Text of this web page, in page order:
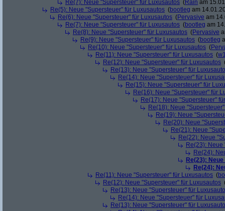
Re(7): Neue "Supersteuer" für Luxusautos (Rain am
Re(5): Neue "Supersteuer" für Luxusautos (bootleg am
Re(6): Neue "Supersteuer" für Luxusautos (Pervasive am
Re(7): Neue "Supersteuer" für Luxusautos (bootleg am
Re(8): Neue "Supersteuer" für Luxusautos (Pervasive
Re(9): Neue "Supersteuer" für Luxusautos (bootleg
Re(10): Neue "Supersteuer" für Luxusautos (
Re(11): Neue "Supersteuer" für Luxusautos (
Re(12): Neue "Supersteuer" für Luxusautos
Re(13): Neue "Supersteuer" für
Re(14): Neue "Supersteuer" für
Re(15): Neue "Supersteuer" für
Re(16): Neue "Supersteuer" für
Re(17): Neue "Supersteuer"
Re(18): Neue
Re(19): Neue
Re(20): Neue
Re(21): Neue
Re(22): Neue
Re(23):
Re(24):
Re(23):
Re(24):
Re(11): Neue "Supersteuer" für Luxusautos (
Re(12): Neue "Supersteuer" für Luxusautos
Re(13): Neue "Supersteuer" für
Re(14): Neue "Supersteuer" für
Re(13): Neue "Supersteuer" für